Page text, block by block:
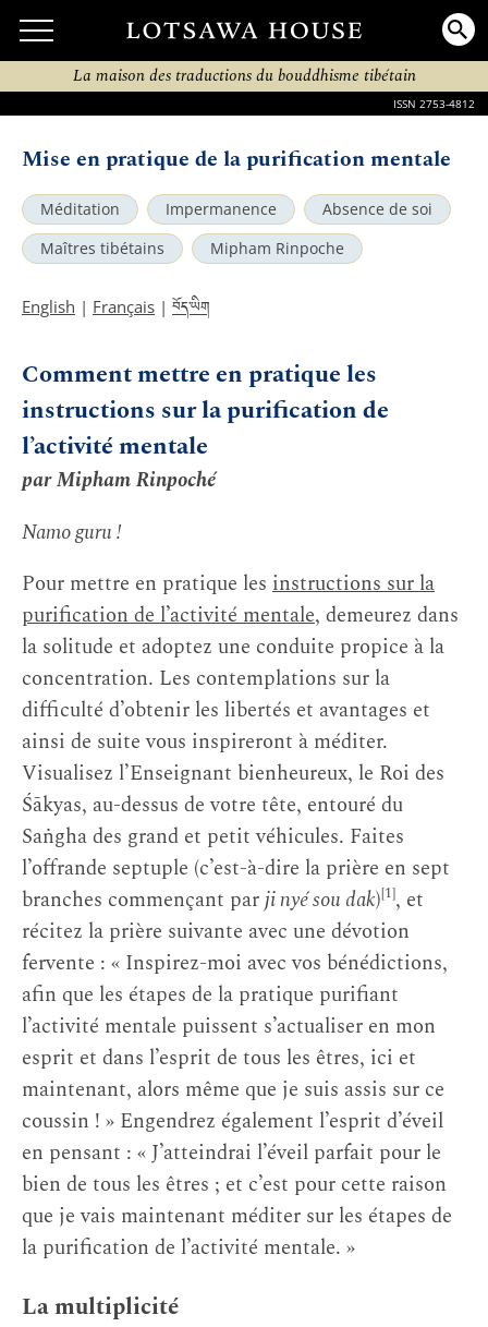
La maison des traductions du bouddhisme tibétain
ISSN 2753-4812
Mise en pratique de la purification mentale
Méditation Impermanence
Absence de soi
Maîtres tibétains
Mipham Rinpoche
English | Français | བོད་ཡིག
Comment mettre en pratique les
instructions sur la purification de
l’activité mentale
par Mipham Rinpoché
Namo guru !
Pour mettre en pratique les instructions sur la
purification de l’activité mentale, demeurez dans
la solitude et adoptez une conduite propice à la
concentration. Les contemplations sur la
difficulté d’obtenir les libertés et avantages et
ainsi de suite vous inspireront à méditer.
Visualisez l’Enseignant bienheureux, le Roi des
Śākyas, au-dessus de votre tête, entouré du
Saṅgha des grand et petit véhicules. Faites
l’offrande septuple (c’est-à-dire la prière en sept
branches commençant parji nyé sou dak)[1], et
récitez la prière suivante avec une dévotion
fervente : « Inspirez-moi avec vos bénédictions,
afin que les étapes de la pratique purifiant
l’activité mentale puissent s’actualiser en mon
esprit et dans l’esprit de tous les êtres, ici et
maintenant, alors même que je suis assis sur ce
coussin ! » Engendrez également l’esprit d’éveil
en pensant : « J’atteindrai l’éveil parfait pour le
bien de tous les êtres ; et c’est pour cette raison
que je vais maintenant méditer sur les étapes de
la purification de l’activité mentale. »
La multiplicité